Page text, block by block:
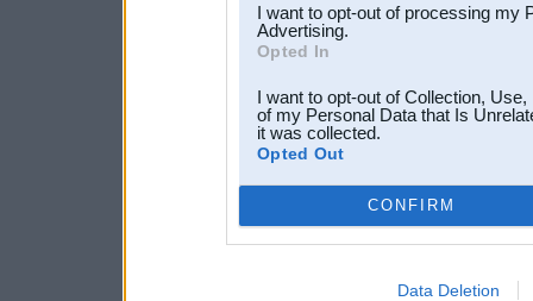
I want to opt-out of processing my
Advertising.
Opted In
I want to opt-out of Collection,
of my Personal Data that Is
it was collected.
Opted Out
CONFIRM
Data Deletion